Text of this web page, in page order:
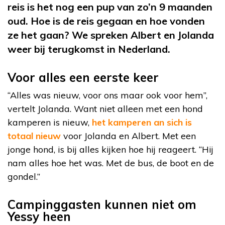
reis is het nog een pup van zo’n 9 maanden
oud. Hoe is de reis gegaan en hoe vonden
ze het gaan? We spreken Albert en Jolanda
weer bij terugkomst in Nederland.
Voor alles een eerste keer
“Alles was nieuw, voor ons maar ook voor hem”,
vertelt Jolanda. Want niet alleen met een hond
kamperen is nieuw, het kamperen an sich is
totaal nieuw voor Jolanda en Albert. Met een
jonge hond, is bij alles kijken hoe hij reageert. “Hij
nam alles hoe het was. Met de bus, de boot en de
gondel.”
Campinggasten kunnen niet om
Yessy heen